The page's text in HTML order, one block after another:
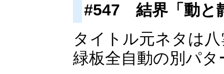
#547 結界「動と
タイトル元ネタは
緑板全自動の別パ